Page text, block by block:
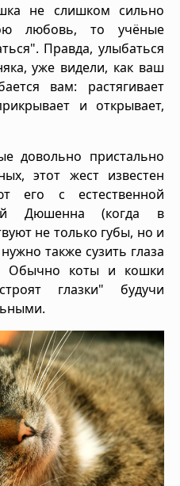
не слишком сильно
любовь, то учёные
Правда, улыбаться
уже видели, как ваш
вам: растягивает
и открывает,
довольно пристально
этот жест известен
его с естественной
Дюшенна (когда в
не только губы, но и
также сузить глаза
Обычно коты и кошки
глазки" будучи